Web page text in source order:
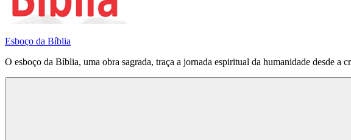
Esboço da Bíblia
O esboço da Bíblia, uma obra sagrada, traça a jornada espiritual da humanidade desde a